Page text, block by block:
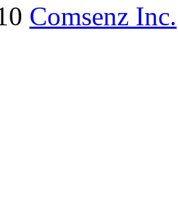
Comsenz Inc.